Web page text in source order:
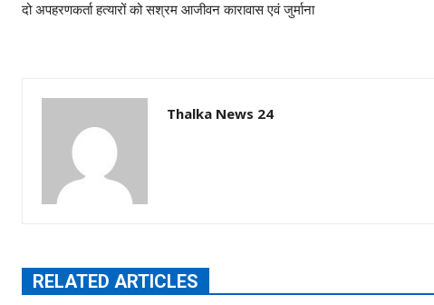
दो अपहरणकर्ता हत्यारों को सश्रम आजीवन कारावास एवं जुर्माना
Thalka News 24
RELATED ARTICLES